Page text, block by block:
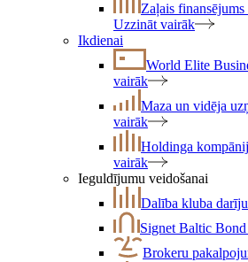
Zaļais
Uzzināt vairāk
Ikdienai
World Elite
vairāk
Maza un vidēja
vairāk
Holdinga
vairāk
Ieguldījumu veidošanai
Dalība kluba
Signet Baltic
Brokeru